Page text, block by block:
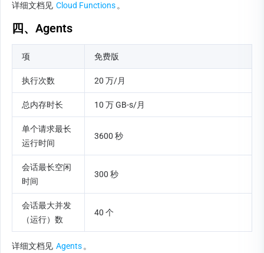
详细文档见 Cloud Functions 。
四、Agents
项 免费版
执行次数 20 万/月
总内存时长 10 万 GB-s/月
单个请求最长
运行时间
3600 秒
会话最长空闲
时间
300 秒
会话最大并发
（运行）数
40 个
详细文档见 Agents 。